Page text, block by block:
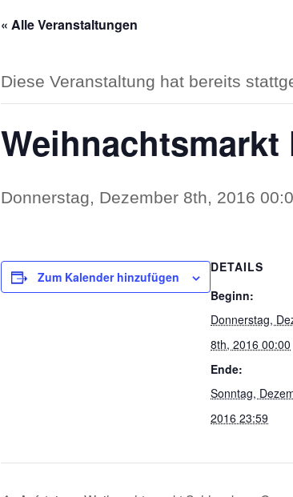
« Alle Veranstaltungen
Diese Veranstaltung hat bereits
Donnerstag, Dezember 8th, 2016
Zum Kalender hinzufügen
DETAILS
Beginn:
Donnerstag,
8th, 2016 00:00
Ende:
Sonntag,
2016 23:59